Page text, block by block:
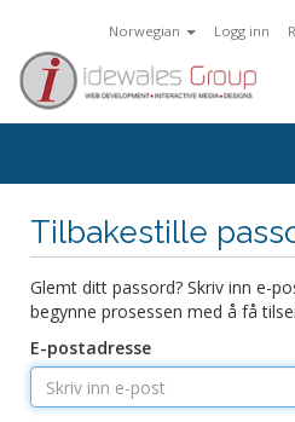
Norwegian Logg inn
Tilbakestille
Glemt ditt passord? Skriv inn e-
begynne prosessen med å få
E-postadresse